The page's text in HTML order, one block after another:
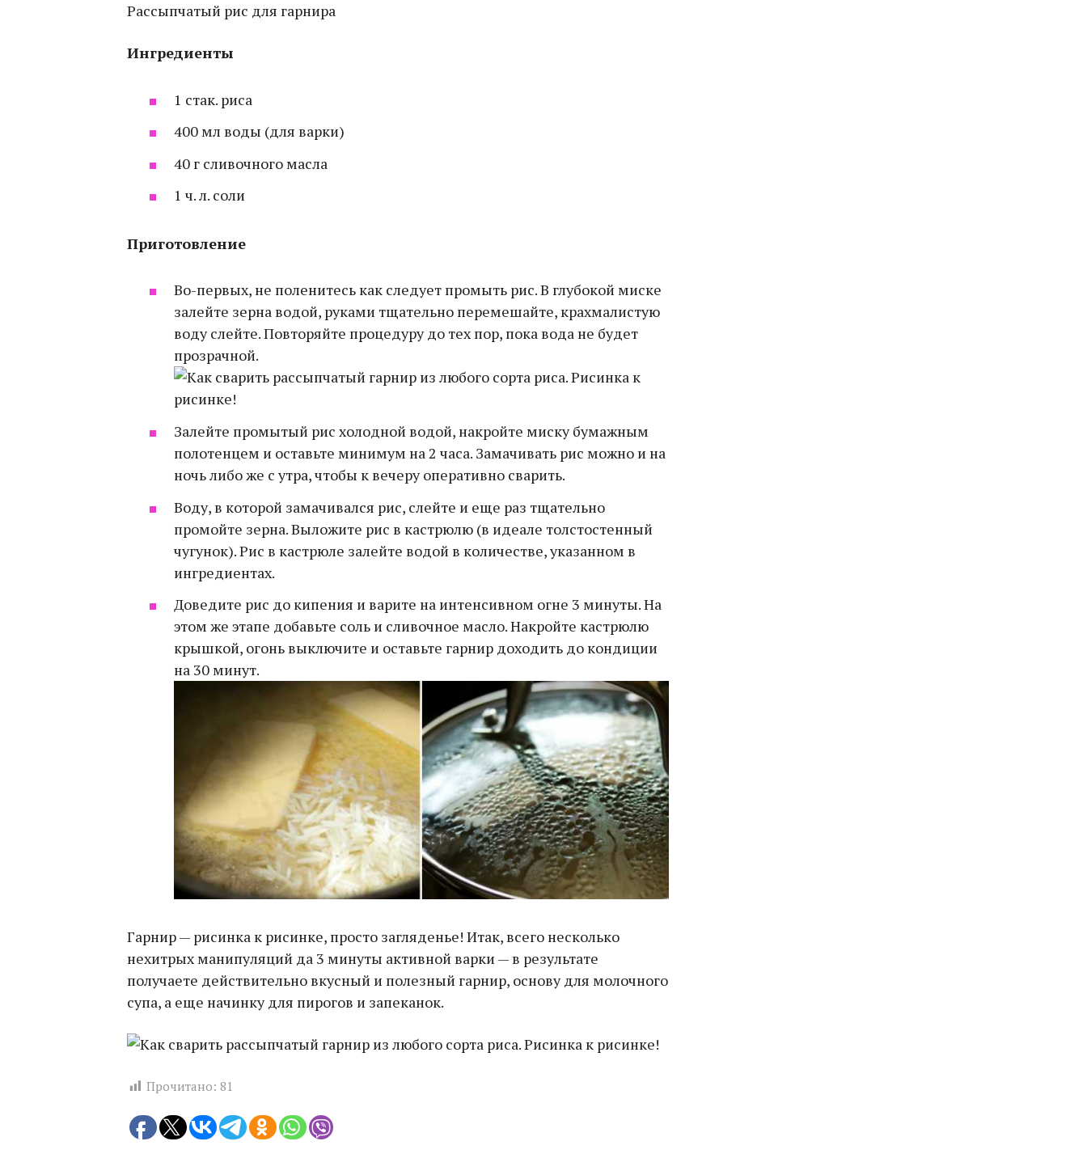
Рассыпчатый рис для гарнира
Ингредиенты
1 стак. риса
400 мл воды (для варки)
40 г сливочного масла
1 ч. л. соли
Приготовление
Во-первых, не поленитесь как следует промыть рис. В глубокой миске
залейте зерна водой, руками тщательно перемешайте, крахмалистую
воду слейте. Повторяйте процедуру до тех пор, пока вода не будет
прозрачной.
Залейте промытый рис холодной водой, накройте миску бумажным
полотенцем и оставьте минимум на 2 часа. Замачивать рис можно и на
ночь либо же с утра, чтобы к вечеру оперативно сварить.
Воду, в которой замачивался рис, слейте и еще раз тщательно
промойте зерна. Выложите рис в кастрюлю (в идеале толстостенный
чугунок). Рис в кастрюле залейте водой в количестве, указанном в
ингредиентах.
Доведите рис до кипения и варите на интенсивном огне 3 минуты. На
этом же этапе добавьте соль и сливочное масло. Накройте кастрюлю
крышкой, огонь выключите и оставьте гарнир доходить до кондиции
на 30 минут.
Гарнир — рисинка к рисинке, просто загляденье! Итак, всего несколько
нехитрых манипуляций да 3 минуты активной варки — в результате
получаете действительно вкусный и полезный гарнир, основу для молочного
супа, а еще начинку для пирогов и запеканок.
Прочитано: 81